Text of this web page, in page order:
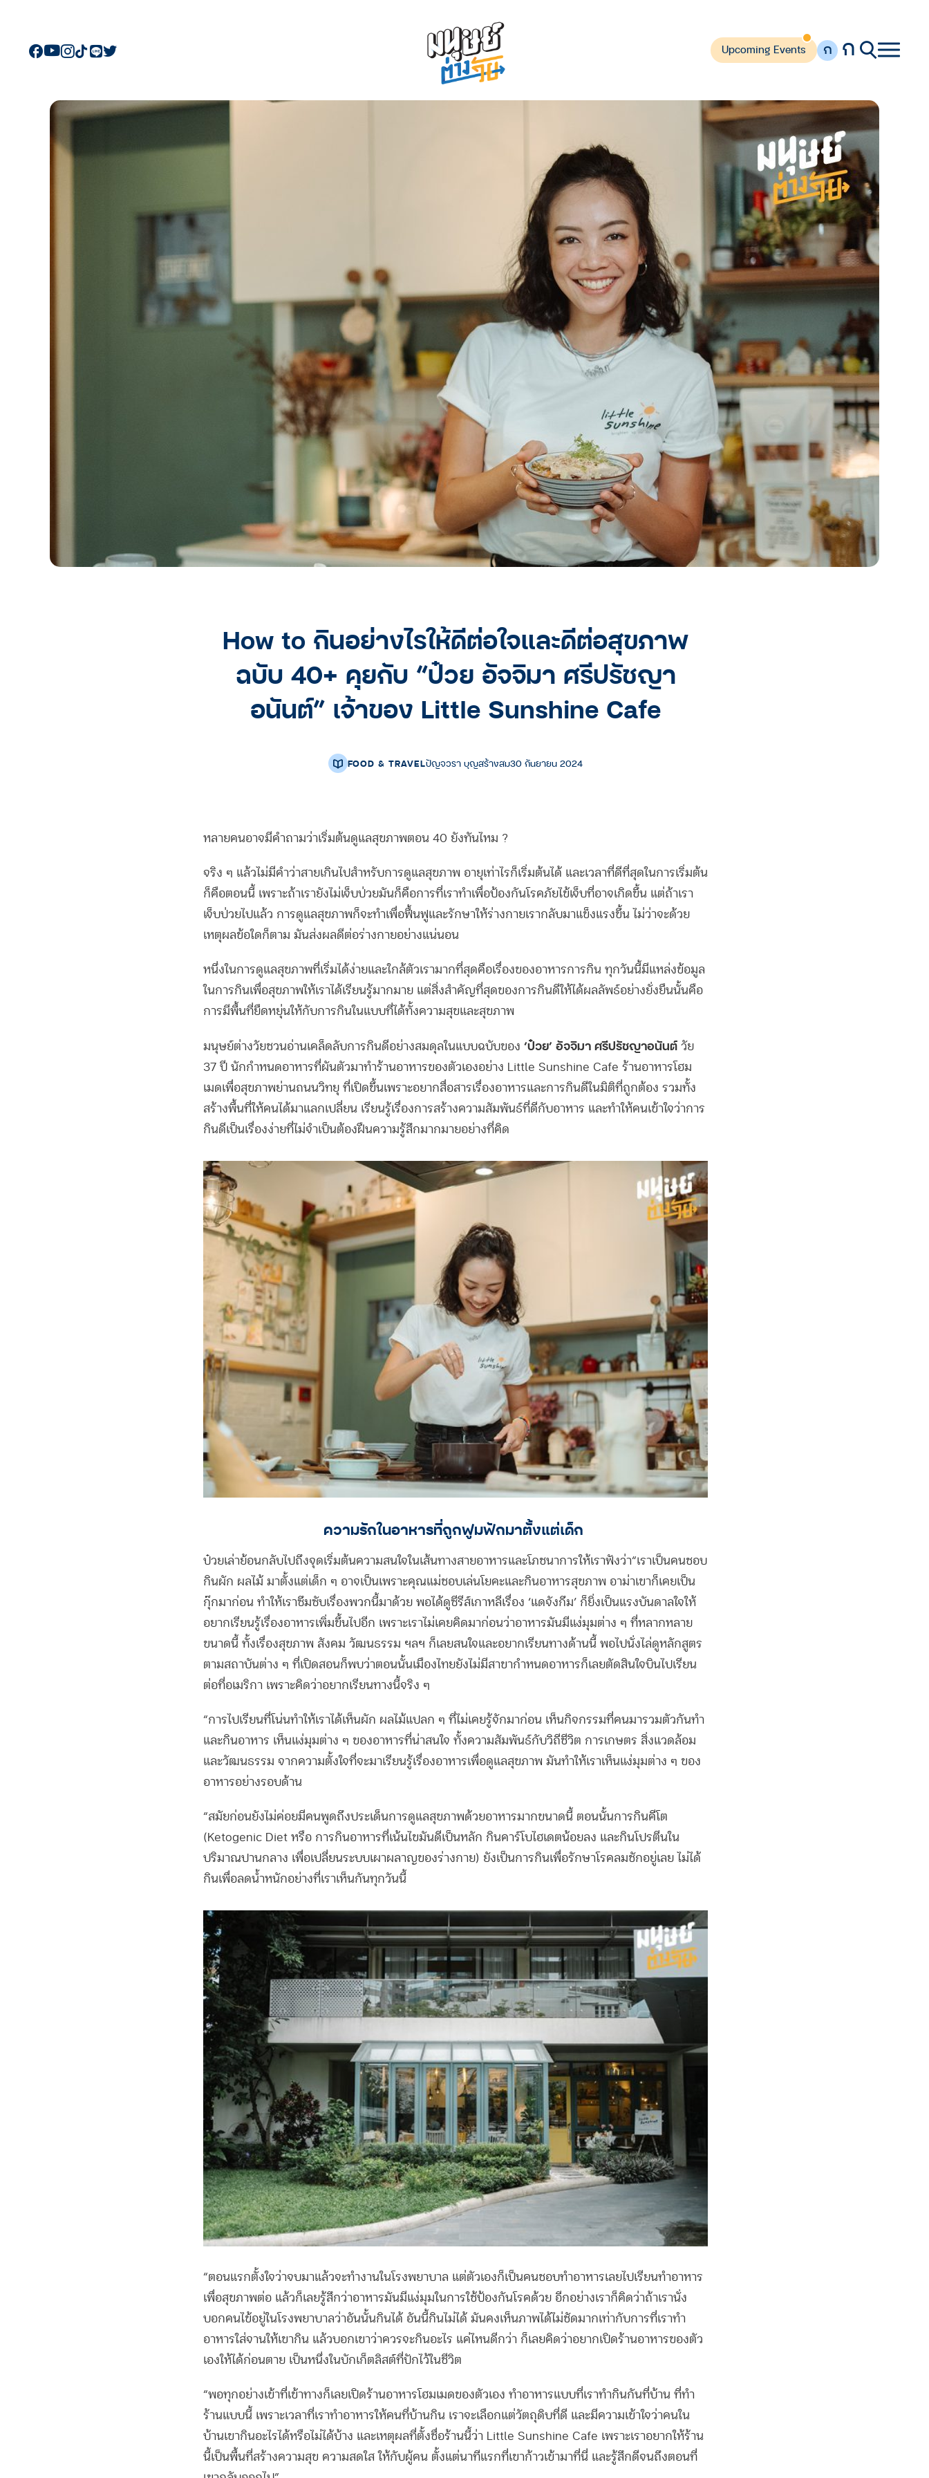
Upcoming Events ก ก
How to กินอย่างไรให้ดีต่อใจและดีต่อสุขภาพ
ฉบับ 40+ คุยกับ “ป๋วย อัจจิมา ศรีปรัชญา
อนันต์” เจ้าของ Little Sunshine Cafe
FOOD & TRAVELปัญจวรา บุญสร้างสม30 กันยายน 2024
หลายคนอาจมีคำถามว่าเริ่มต้นดูแลสุขภาพตอน 40 ยังทันไหม ?
จริง ๆ แล้วไม่มีคำว่าสายเกินไปสำหรับการดูแลสุขภาพ อายุเท่าไรก็เริ่มต้นได้ และเวลาที่ดีที่สุดในการเริ่มต้น
ก็คือตอนนี้ เพราะถ้าเรายังไม่เจ็บป่วยมันก็คือการที่เราทำเพื่อป้องกันโรคภัยไข้เจ็บที่อาจเกิดขึ้น แต่ถ้าเรา
เจ็บป่วยไปแล้ว การดูแลสุขภาพก็จะทำเพื่อฟื้นฟูและรักษาให้ร่างกายเรากลับมาแข็งแรงขึ้น ไม่ว่าจะด้วย
เหตุผลข้อใดก็ตาม มันส่งผลดีต่อร่างกายอย่างแน่นอน
หนึ่งในการดูแลสุขภาพที่เริ่มได้ง่ายและใกล้ตัวเรามากที่สุดคือเรื่องของอาหารการกิน ทุกวันนี้มีแหล่งข้อมูล
ในการกินเพื่อสุขภาพให้เราได้เรียนรู้มากมาย แต่สิ่งสำคัญที่สุดของการกินดีให้ได้ผลลัพธ์อย่างยั่งยืนนั้นคือ
การมีพื้นที่ยืดหยุ่นให้กับการกินในแบบที่ได้ทั้งความสุขและสุขภาพ
มนุษย์ต่างวัยชวนอ่านเคล็ดลับการกินดีอย่างสมดุลในแบบฉบับของ ‘ป๋วย’ อัจจิมา ศรีปรัชญาอนันต์ วัย
37 ปี นักกำหนดอาหารที่ผันตัวมาทำร้านอาหารของตัวเองอย่าง Little Sunshine Cafe ร้านอาหารโฮม
เมดเพื่อสุขภาพย่านถนนวิทยุ ที่เปิดขึ้นเพราะอยากสื่อสารเรื่องอาหารและการกินดีในมิติที่ถูกต้อง รวมทั้ง
สร้างพื้นที่ให้คนได้มาแลกเปลี่ยน เรียนรู้เรื่องการสร้างความสัมพันธ์ที่ดีกับอาหาร และทำให้คนเข้าใจว่าการ
กินดีเป็นเรื่องง่ายที่ไม่จำเป็นต้องฝืนความรู้สึกมากมายอย่างที่คิด
ความรักในอาหารที่ถูกฟูมฟักมาตั้งแต่เด็ก
ป๋วยเล่าย้อนกลับไปถึงจุดเริ่มต้นความสนใจในเส้นทางสายอาหารและโภชนาการให้เราฟังว่า“เราเป็นคนชอบ
กินผัก ผลไม้ มาตั้งแต่เด็ก ๆ อาจเป็นเพราะคุณแม่ชอบเล่นโยคะและกินอาหารสุขภาพ อาม่าเขาก็เคยเป็น
กุ๊กมาก่อน ทำให้เราซึมซับเรื่องพวกนี้มาด้วย พอได้ดูซีรีส์เกาหลีเรื่อง ‘แดจังกึม’ ก็ยิ่งเป็นแรงบันดาลใจให้
อยากเรียนรู้เรื่องอาหารเพิ่มขึ้นไปอีก เพราะเราไม่เคยคิดมาก่อนว่าอาหารมันมีแง่มุมต่าง ๆ ที่หลากหลาย
ขนาดนี้ ทั้งเรื่องสุขภาพ สังคม วัฒนธรรม ฯลฯ ก็เลยสนใจและอยากเรียนทางด้านนี้ พอไปนั่งไล่ดูหลักสูตร
ตามสถาบันต่าง ๆ ที่เปิดสอนก็พบว่าตอนนั้นเมืองไทยยังไม่มีสาขากำหนดอาหารก็เลยตัดสินใจบินไปเรียน
ต่อที่อเมริกา เพราะคิดว่าอยากเรียนทางนี้จริง ๆ
“การไปเรียนที่โน่นทำให้เราได้เห็นผัก ผลไม้แปลก ๆ ที่ไม่เคยรู้จักมาก่อน เห็นกิจกรรมที่คนมารวมตัวกันทำ
และกินอาหาร เห็นแง่มุมต่าง ๆ ของอาหารที่น่าสนใจ ทั้งความสัมพันธ์กับวิถีชีวิต การเกษตร สิ่งแวดล้อม
และวัฒนธรรม จากความตั้งใจที่จะมาเรียนรู้เรื่องอาหารเพื่อดูแลสุขภาพ มันทำให้เราเห็นแง่มุมต่าง ๆ ของ
อาหารอย่างรอบด้าน
“สมัยก่อนยังไม่ค่อยมีคนพูดถึงประเด็นการดูแลสุขภาพด้วยอาหารมากขนาดนี้ ตอนนั้นการกินคีโต
(Ketogenic Diet หรือ การกินอาหารที่เน้นไขมันดีเป็นหลัก กินคาร์โบไฮเดตน้อยลง และกินโปรตีนใน
ปริมาณปานกลาง เพื่อเปลี่ยนระบบเผาผลาญของร่างกาย) ยังเป็นการกินเพื่อรักษาโรคลมชักอยู่เลย ไม่ได้
กินเพื่อลดน้ำหนักอย่างที่เราเห็นกันทุกวันนี้
“ตอนแรกตั้งใจว่าจบมาแล้วจะทำงานในโรงพยาบาล แต่ตัวเองก็เป็นคนชอบทำอาหารเลยไปเรียนทำอาหาร
เพื่อสุขภาพต่อ แล้วก็เลยรู้สึกว่าอาหารมันมีแง่มุมในการใช้ป้องกันโรคด้วย อีกอย่างเราก็คิดว่าถ้าเรานั่ง
บอกคนไข้อยู่ในโรงพยาบาลว่าอันนั้นกินได้ อันนี้กินไม่ได้ มันคงเห็นภาพได้ไม่ชัดมากเท่ากับการที่เราทำ
อาหารใส่จานให้เขากิน แล้วบอกเขาว่าควรจะกินอะไร แค่ไหนดีกว่า ก็เลยคิดว่าอยากเปิดร้านอาหารของตัว
เองให้ได้ก่อนตาย เป็นหนึ่งในบักเก็ตลิสต์ที่ปักไว้ในชีวิต
“พอทุกอย่างเข้าที่เข้าทางก็เลยเปิดร้านอาหารโฮมเมดของตัวเอง ทำอาหารแบบที่เราทำกินกันที่บ้าน ที่ทำ
ร้านแบบนี้ เพราะเวลาที่เราทำอาหารให้คนที่บ้านกิน เราจะเลือกแต่วัตถุดิบที่ดี และมีความเข้าใจว่าคนใน
บ้านเขากินอะไรได้หรือไม่ได้บ้าง และเหตุผลที่ตั้งชื่อร้านนี้ว่า Little Sunshine Cafe เพราะเราอยากให้ร้าน
นี้เป็นพื้นที่สร้างความสุข ความสดใส ให้กับผู้คน ตั้งแต่นาทีแรกที่เขาก้าวเข้ามาที่นี่ และรู้สึกดีจนถึงตอนที่